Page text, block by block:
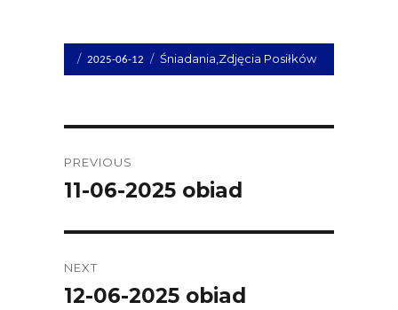
Opublikowano
dnia
2025-06-12 Kategorie
Śniadania Zdjęcia Posiłków
navigation
PREVIOUS
Previous
11-06-2025 obiad
NEXT
Next
12-06-2025 obiad